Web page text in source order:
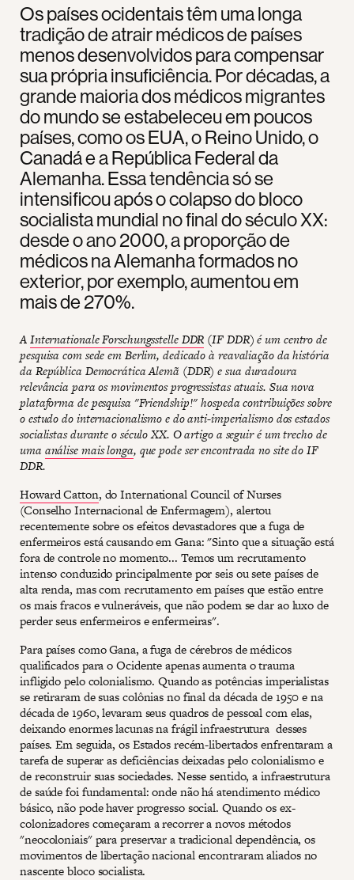
Os países ocidentais têm uma longa
tradição de atrair médicos de países
menos desenvolvidos para compensar
sua própria insuficiência. Por décadas, a
grande maioria dos médicos migrantes
do mundo se estabeleceu em poucos
países, como os EUA, o Reino Unido, o
Canadá e a República Federal da
Alemanha. Essa tendência só se
intensificou após o colapso do bloco
socialista mundial no final do século XX:
desde o ano 2000, a proporção de
médicos na Alemanha formados no
exterior, por exemplo, aumentou em
mais de 270%.
AInternationale Forschungsstelle DDR (IF DDR) é um centro de
pesquisa com sede em Berlim, dedicado à reavaliação da história
da República Democrática Alemã (DDR) e sua duradoura
relevância para os movimentos progressistas atuais. Sua nova
plataforma de pesquisa "Friendship!" hospeda contribuições sobre
o estudo do internacionalismo e do anti-imperialismo dos estados
socialistas durante o século XX. O artigo a seguir é um trecho de
uma análise mais longa, que pode ser encontrada no site do IF
DDR.
Howard Catton, do International Council of Nurses
(Conselho Internacional de Enfermagem), alertou
recentemente sobre os efeitos devastadores que a fuga de
enfermeiros está causando em Gana: "Sinto que a situação está
fora de controle no momento... Temos um recrutamento
intenso conduzido principalmente por seis ou sete países de
alta renda, mas com recrutamento em países que estão entre
os mais fracos e vulneráveis, que não podem se dar ao luxo de
perder seus enfermeiros e enfermeiras".
Para países como Gana, a fuga de cérebros de médicos
qualificados para o Ocidente apenas aumenta o trauma
infligido pelo colonialismo. Quando as potências imperialistas
se retiraram de suas colônias no final da década de 1950 e na
década de 1960, levaram seus quadros de pessoal com elas,
deixando enormes lacunas na frágil infraestrutura desses
países. Em seguida, os Estados recém-libertados enfrentaram a
tarefa de superar as deficiências deixadas pelo colonialismo e
de reconstruir suas sociedades. Nesse sentido, a infraestrutura
de saúde foi fundamental: onde não há atendimento médico
básico, não pode haver progresso social. Quando os ex-
colonizadores começaram a recorrer a novos métodos
"neocoloniais" para preservar a tradicional dependência, os
movimentos de libertação nacional encontraram aliados no
nascente bloco socialista.